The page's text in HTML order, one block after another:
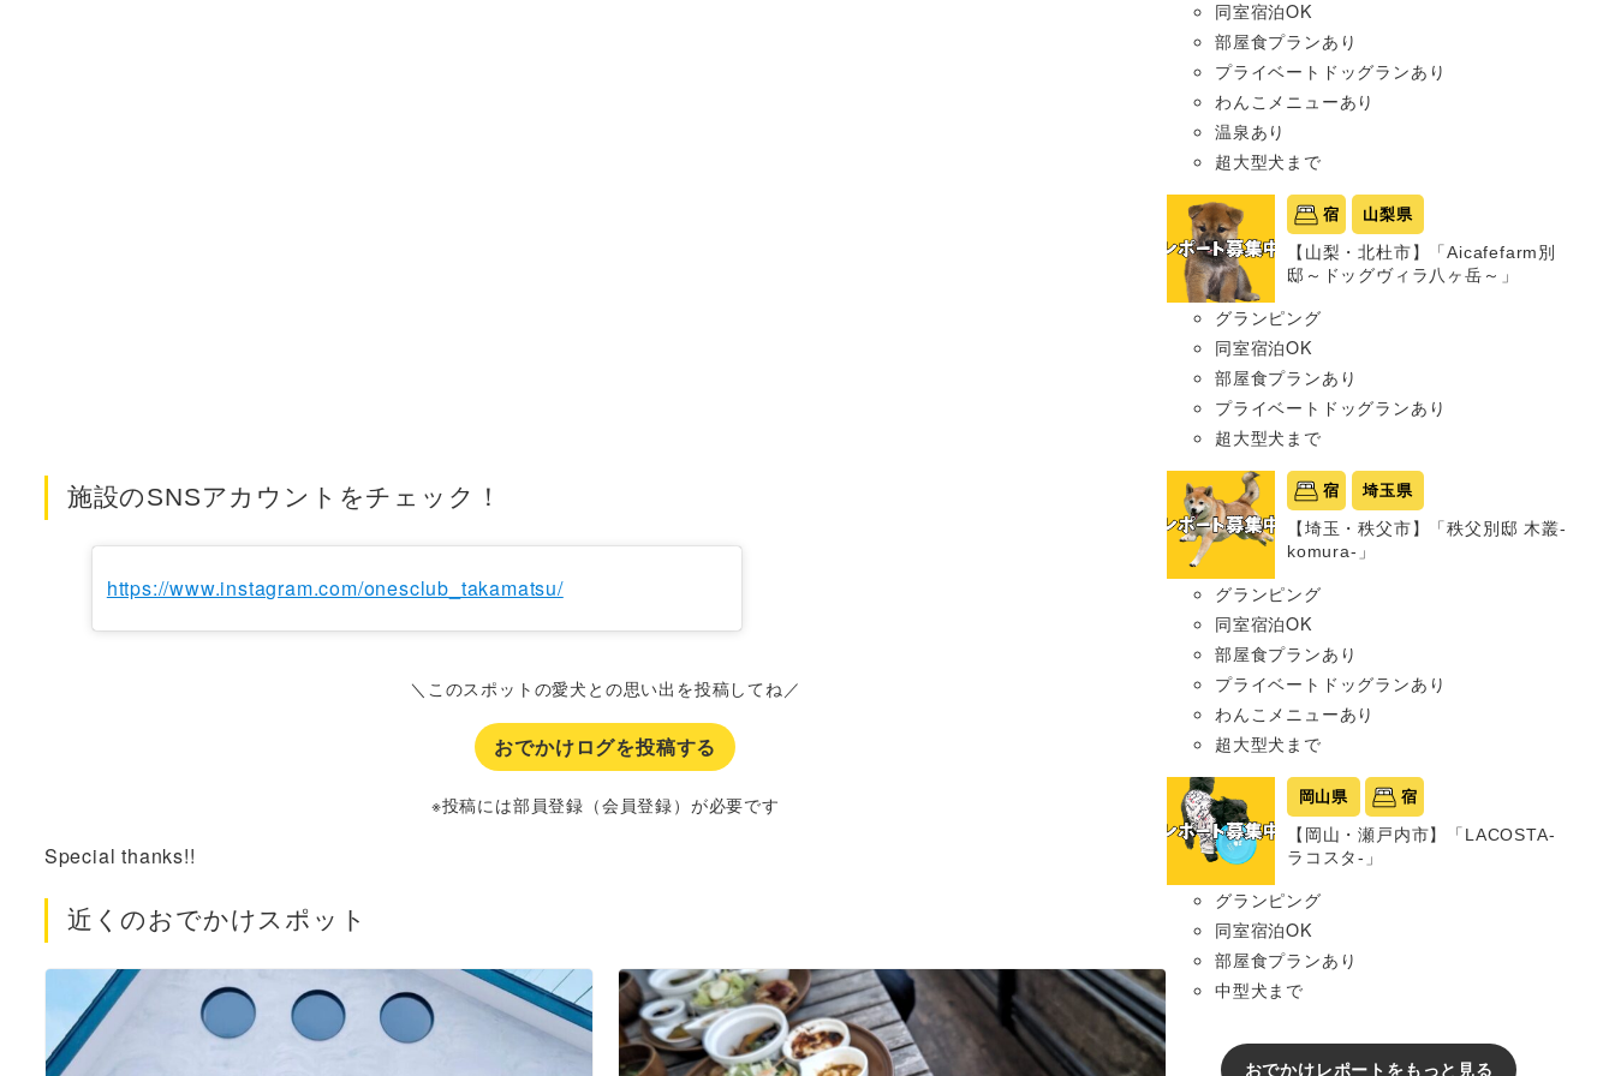
施設のSNSアカウントをチェック！
https://www.instagram.com/onesclub_takamatsu/
＼このスポットの愛犬との思い出を投稿してね／
おでかけログを投稿する
※投稿には部員登録（会員登録）が必要です
Special thanks!!
近くのおでかけスポット
同室宿泊OK
部屋食プランあり
プライベートドッグランあり
わんこメニューあり
温泉あり
超大型犬まで
宿 山梨県
【山梨・北杜市】「Aicafefarm別
邸～ドッグヴィラ八ヶ岳～」
グランピング
同室宿泊OK
部屋食プランあり
プライベートドッグランあり
超大型犬まで
宿 埼玉県
【埼玉・秩父市】「秩父別邸 木叢-
komura-」
グランピング
同室宿泊OK
部屋食プランあり
プライベートドッグランあり
わんこメニューあり
超大型犬まで
岡山県 宿
【岡山・瀬戸内市】「LACOSTA-
ラコスタ-」
グランピング
同室宿泊OK
部屋食プランあり
中型犬まで
おでかけレポートをもっと見る